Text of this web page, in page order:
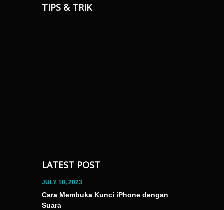
TIPS & TRIK
LATEST POST
JULY 10, 2023
Cara Membuka Kunci iPhone dengan
Suara